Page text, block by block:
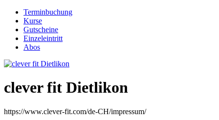
Terminbuchung
Kurse
Gutscheine
Einzeleintritt
Abos
clever fit Dietlikon
https://www.clever-fit.com/de-CH/impressum/